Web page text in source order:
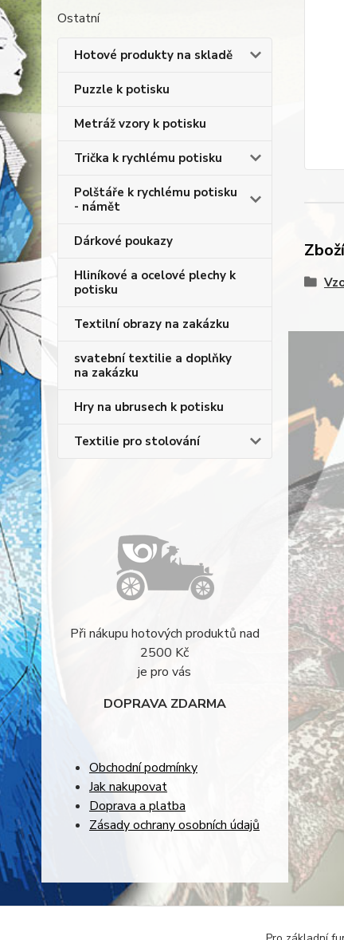
Ostatní
Hotové produkty na skladě
Puzzle k potisku
Metráž vzory k potisku
Trička k rychlému potisku
Polštáře k rychlému potisku
- námět
Dárkové poukazy
Hliníkové a ocelové plechy k
potisku
Textilní obrazy na zakázku
svatební textilie a doplňky
na zakázku
Hry na ubrusech k potisku
Textilie pro stolování
Při nákupu hotových produktů nad
2500 Kč
je pro vás
DOPRAVA ZDARMA
Obchodní podmínky
Jak nakupovat
Doprava a platba
Zásady ochrany osobních údajů